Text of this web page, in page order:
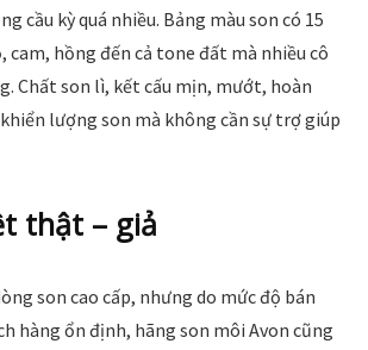
cầu kỳ quá nhiều. Bảng màu son có 15
cam, hồng đến cả tone đất mà nhiều cô
Chất son lì, kết cấu mịn, mướt, hoàn
lượng son mà không cần sự trợ giúp
thật – giả
son cao cấp, nhưng do mức độ bán
hàng ổn định, hãng son môi Avon cũng